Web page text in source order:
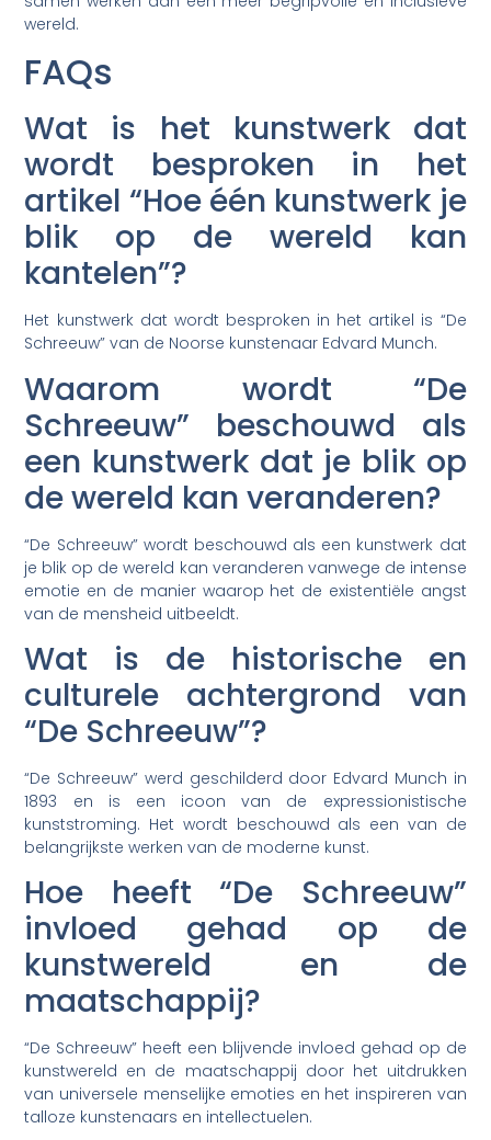
wereld.
FAQs
Wat is het kunstwerk dat
wordt besproken in het
artikel “Hoe één kunstwerk je
blik op de wereld kan
kantelen”?
Het kunstwerk dat wordt besproken in het artikel is “De
Schreeuw” van de Noorse kunstenaar Edvard Munch.
Waarom wordt “De
Schreeuw” beschouwd als
een kunstwerk dat je blik op
de wereld kan veranderen?
“De Schreeuw” wordt beschouwd als een kunstwerk dat
je blik op de wereld kan veranderen vanwege de intense
emotie en de manier waarop het de existentiële angst
van de mensheid uitbeeldt.
Wat is de historische en
culturele achtergrond van
“De Schreeuw”?
“De Schreeuw” werd geschilderd door Edvard Munch in
1893 en is een icoon van de expressionistische
kunststroming. Het wordt beschouwd als een van de
belangrijkste werken van de moderne kunst.
Hoe heeft “De Schreeuw”
invloed gehad op de
kunstwereld en de
maatschappij?
“De Schreeuw” heeft een blijvende invloed gehad op de
kunstwereld en de maatschappij door het uitdrukken
van universele menselijke emoties en het inspireren van
talloze kunstenaars en intellectuelen.